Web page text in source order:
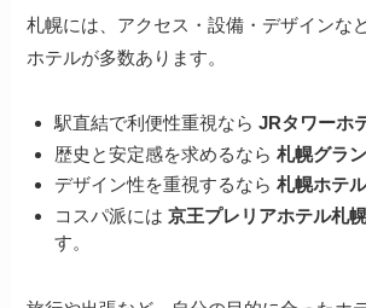
札幌には、アクセス・設備・デザインな
ホテルが多数あります。
駅直結で利便性重視なら JRタワーホ
歴史と安定感を求めるなら 札幌グラ
デザイン性を重視するなら 札幌ホテ
コスパ派には 京王プレリアホテル札幌
す。